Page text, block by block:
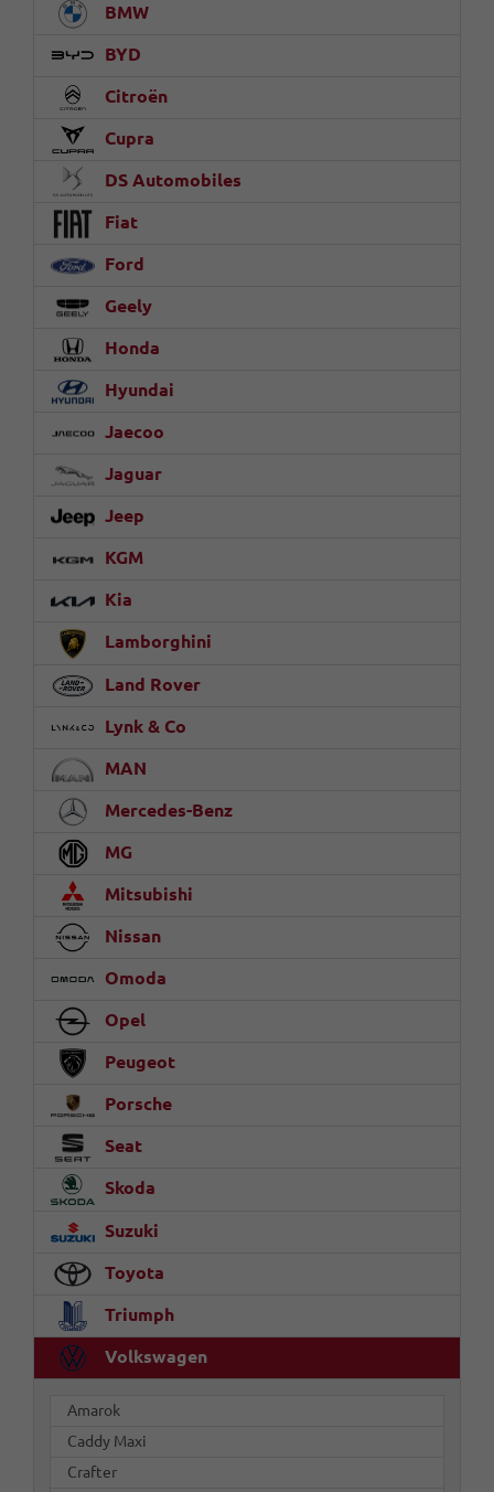
BMW
BYD
Citroën
Cupra
DS Automobiles
Fiat
Ford
Geely
Honda
Hyundai
Jaecoo
Jaguar
Jeep
KGM
Kia
Lamborghini
Land Rover
Lynk & Co
MAN
Mercedes-Benz
MG
Mitsubishi
Nissan
Omoda
Opel
Peugeot
Porsche
Seat
Skoda
Suzuki
Toyota
Triumph
Volkswagen
Amarok
Caddy Maxi
Crafter